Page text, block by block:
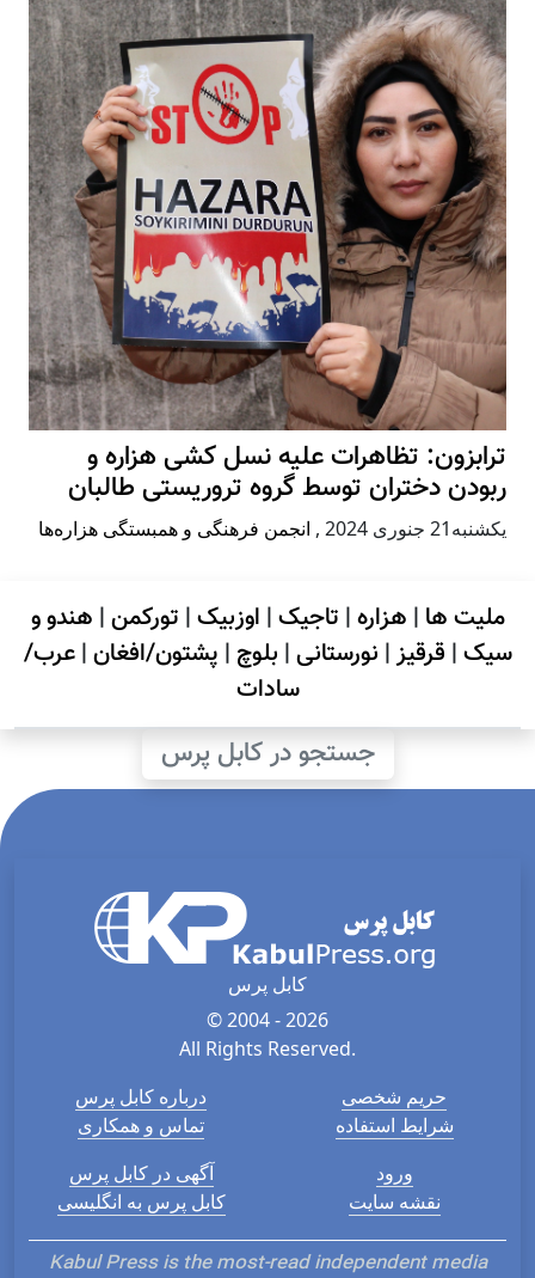
ترابزون: تظاهرات علیه نسل کشی هزاره و
ربودن دختران توسط گروه تروریستی طالبان
يكشنبه21 جنوری 2024 , انجمن فرهنگی و همبستگی هزاره‌ها
ملیت ها | هزاره| تاجیک| اوزبیک| تورکمن| هندو و
سیک| قرقیز| نورستانی| بلوچ | پشتون/افغان|عرب/
سادات
جستجو در کابل پرس
کابل پرس
© 2004 - 2026
All Rights Reserved.
درباره کابل پرس
تماس و همکاری
حریم شخصی
شرایط استفاده
آگهی در کابل پرس
کابل پرس به انگلیسی
ورود
نقشه سایت
Kabul Press is the most-read independent media